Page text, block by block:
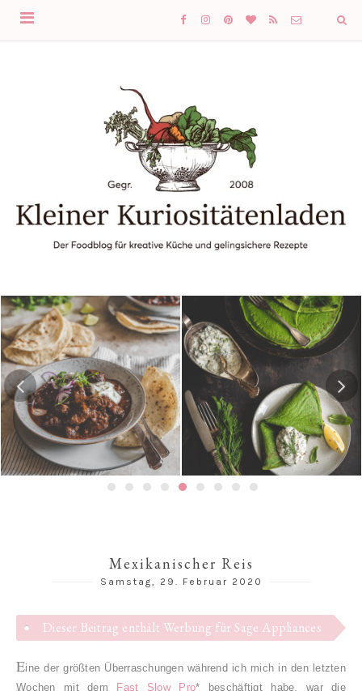
Texanisches Chili con Carne
Spinatpfannkuchen mit
Kräuterquark
Mexikanischer Reis
Samstag, 29. Februar 2020
Dieser Beitrag enthält Werbung für Sage Appliances
Eine der größten Überraschungen während ich mich in den letzten
Wochen mit dem
Fast Slow Pro* beschäftigt habe, war die